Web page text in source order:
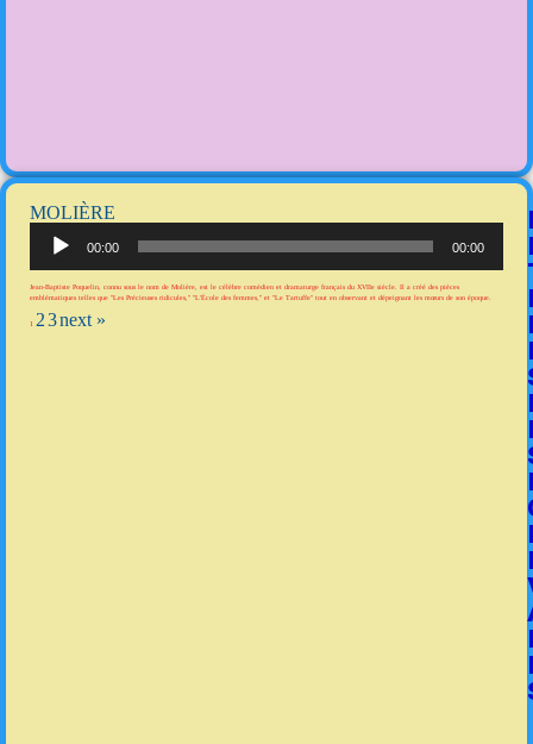
MOLIÈRE
00:00 00:00
Jean-Baptiste Poquelin, connu sous le nom de Molière, est le célèbre comédien et dramaturge français du XVIIe siècle. Il a créé des pièces
emblématiques telles que "Les Précieuses ridicules," "L'École des femmes," et "Le Tartuffe" tout en observant et dépeignant les mœurs de son époque.
1 23next »